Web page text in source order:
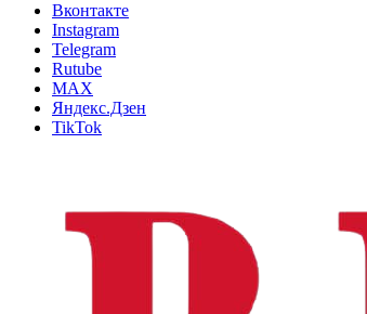
Вконтакте
Instagram
Telegram
Rutube
MAX
Яндекс.Дзен
TikTok